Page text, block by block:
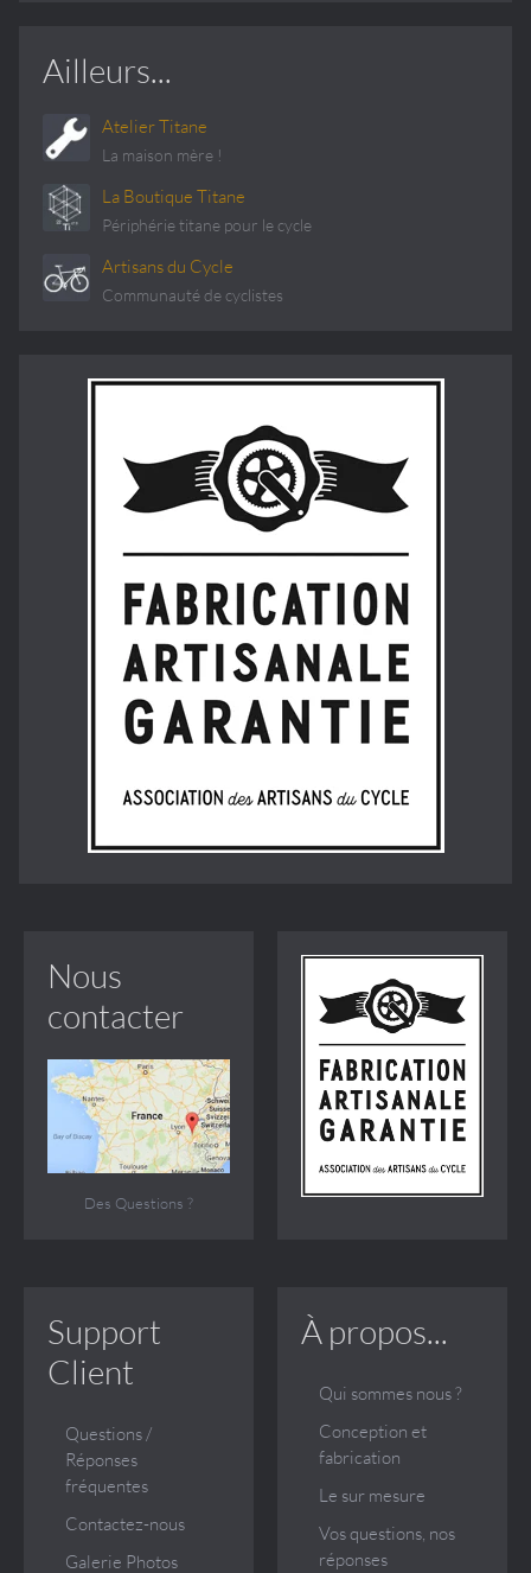
Ailleurs...
Atelier Titane
La maison mère !
La Boutique Titane
Périphérie titane pour le cycle
Artisans du Cycle
Communauté de cyclistes
Nous
contacter
Des Questions ?
Support
Client
Questions /
Réponses
fréquentes
Contactez-nous
Galerie Photos
À propos...
Qui sommes nous ?
Conception et
fabrication
Le sur mesure
Vos questions, nos
réponses